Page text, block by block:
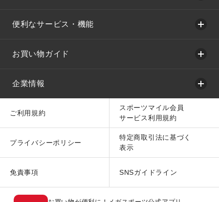
便利なサービス・機能
お買い物ガイド
企業情報
ご利用規約
スポーツマイル会員
サービス利用規約
プライバシーポリシー
特定商取引法に基づく
表示
免責事項 SNSガイドライン